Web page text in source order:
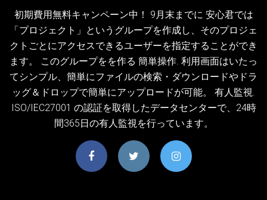
初期費用無料キャンペーン中！ 9月末までに 安心君では
「プロジェクト」というグループを作成し、そのプロジェ
クトごとにアクセスできるユーザーを指定することができ
ます。 このグループをを作る 簡単操作. 利用画面はいたっ
てシンプル、簡単にファイルの検索・ダウンロードやドラ
ッグ＆ドロップで簡単にアップロードが可能。 有人監視.
ISO/IEC27001 の認証を取得したデータセンターで、24時
間365日の有人監視を行っています。